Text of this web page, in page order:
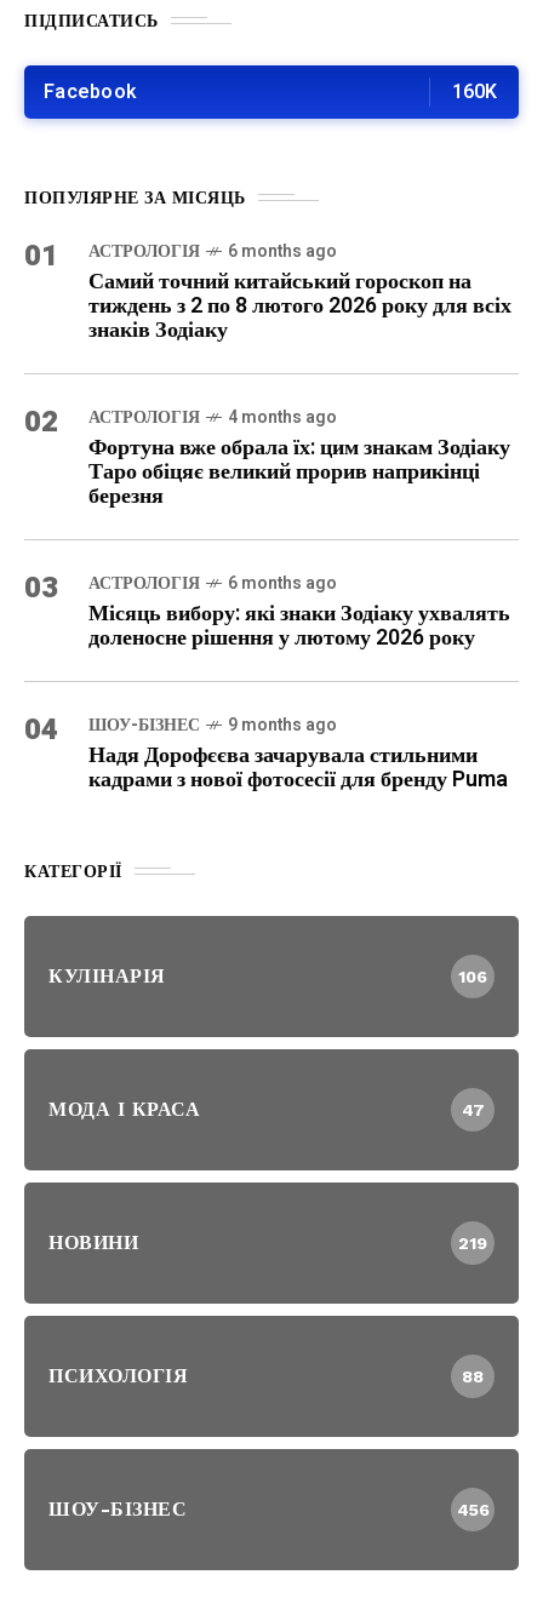
ПІДПИСАТИСЬ
Facebook 160K
ПОПУЛЯРНЕ ЗА МІСЯЦЬ
01 АСТРОЛОГІЯ 6 months ago
Самий точний китайський гороскоп на
тиждень з 2 по 8 лютого 2026 року для всіх
знаків Зодіаку
02 АСТРОЛОГІЯ 4 months ago
Фортуна вже обрала їх: цим знакам Зодіаку
Таро обіцяє великий прорив наприкінці
березня
03 АСТРОЛОГІЯ 6 months ago
Місяць вибору: які знаки Зодіаку ухвалять
доленосне рішення у лютому 2026 року
04 ШОУ-БІЗНЕС 9 months ago
Надя Дорофєєва зачарувала стильними
кадрами з нової фотосесії для бренду Puma
КАТЕГОРІЇ
КУЛІНАРІЯ 106
МОДА І КРАСА 47
НОВИНИ 219
ПСИХОЛОГІЯ 88
ШОУ-БІЗНЕС 456